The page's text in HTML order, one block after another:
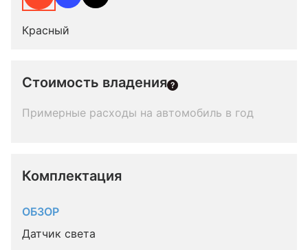
Красный
Стоимость владения
Примерные расходы на автомобиль в год
Комплектация
ОБЗОР
Датчик света